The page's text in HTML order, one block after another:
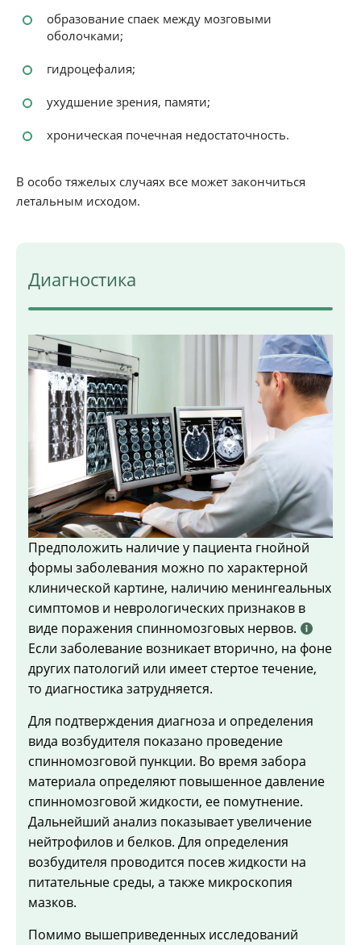
образование спаек между мозговыми
оболочками;
гидроцефалия;
ухудшение зрения, памяти;
хроническая почечная недостаточность.
В особо тяжелых случаях все может закончиться
летальным исходом.
Диагностика
Предположить наличие у пациента гнойной
формы заболевания можно по характерной
клинической картине, наличию менингеальных
симптомов и неврологических признаков в
виде поражения спинномозговых нервов.
Если заболевание возникает вторично, на фоне
других патологий или имеет стертое течение,
то диагностика затрудняется.
Для подтверждения диагноза и определения
вида возбудителя показано проведение
спинномозговой пункции. Во время забора
материала определяют повышенное давление
спинномозговой жидкости, ее помутнение.
Дальнейший анализ показывает увеличение
нейтрофилов и белков. Для определения
возбудителя проводится посев жидкости на
питательные среды, а также микроскопия
мазков.
Помимо вышеприведенных исследований